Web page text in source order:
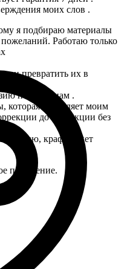
моих слов .
я подбираю материалы
пожеланий. Работаю только
и превратить их в
по дизайнам .
которая позволяет моим
до коррекции без
крафт пакет
посещение.